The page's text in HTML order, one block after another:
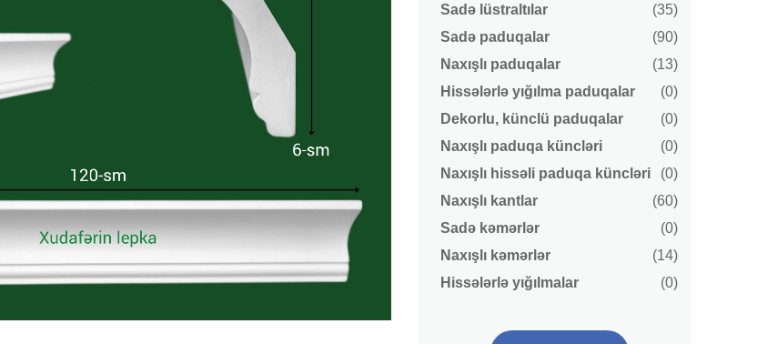
Sadə lüstraltılar
(35)
Sadə paduqalar
(90)
Naxışlı paduqalar
(13)
Hissələrlə yığılma paduqalar
(0)
Dekorlu, künclü paduqalar
(0)
Naxışlı paduqa küncləri
(0)
Naxışlı hissəli paduqa küncləri
(0)
Naxışlı kantlar
(60)
Sadə kəmərlər
(0)
Naxışlı kəmərlər
(14)
Hissələrlə yığılmalar
(0)